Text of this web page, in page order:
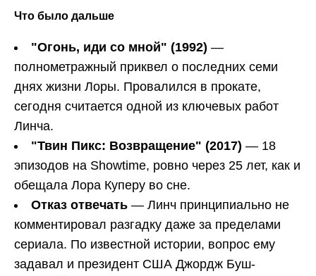
Что было дальше
"Огонь, иди со мной" (1992) —
полнометражный приквел о последних семи
днях жизни Лоры. Провалился в прокате,
сегодня считается одной из ключевых работ
Линча.
"Твин Пикс: Возвращение" (2017) — 18
эпизодов на Showtime, ровно через 25 лет, как и
обещала Лора Куперу во сне.
Отказ отвечать — Линч принципиально не
комментировал разгадку даже за пределами
сериала. По известной истории, вопрос ему
задавал и президент США Джордж Буш-